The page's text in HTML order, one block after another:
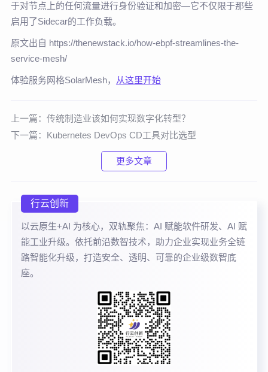
于对节点上的任何流量进行身份验证和加密—它不仅限于那些
启用了Sidecar的工作负载。
原文出自 https://thenewstack.io/how-ebpf-streamlines-the-
service-mesh/
体验服务网格SolarMesh， 从这里开始
上一篇： 传统制造业该如何实现数字化转型？
下一篇： Kubernetes DevOps CD工具对比选型
更多文章
行云创新
以云原生+AI 为核心，双轨聚焦：AI 赋能软件研发、AI 赋
能工业升级。依托前沿数智技术，助力企业实现业务全链
路智能化升级，打造安全、透明、可靠的企业级数智底
座。